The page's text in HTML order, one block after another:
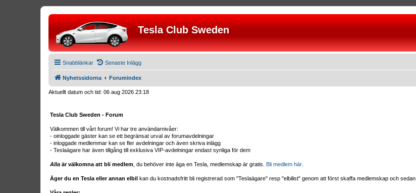
Tesla Club Sweden
Snabblänkar Senaste Inlägg
Nyhetssidorna Forumindex
Aktuellt datum och tid: 06 aug 2026 23:18
Tesla Club Sweden - Forum
Välkommen till vårt forum! Vi har tre användarnivåer:
- oinloggade gäster kan se ett begränsat urval av forumavdelningar
- inloggade medlemmar kan se fler avdelningar och även skriva inlägg
- Teslaägare har även tillgång till exklusiva VIP-avdelningar endast synliga för dem
Alla är välkomna att bli medlem , du behöver inte äga en Tesla, medlemskap är gratis. Bli medlem här
Äger du en Tesla eller annan elbil kan du kostnadsfritt bli registrerad som "Teslaägare" resp "elbilist" genom att först skaffa medlemskap och sedan